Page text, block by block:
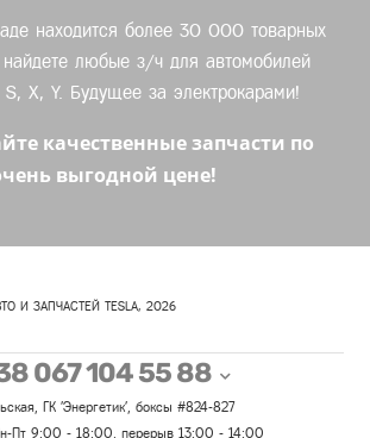
находится более 30 000 товарных
любые з/ч для автомобилей
X, Y. Будущее за электрокарами!
качественные запчасти по
выгодной цене!
И ЗАПЧАСТЕЙ TESLA, 2026
067 104 55 88
ГК 'Энергетик', боксы #824-827
Пт 9:00 - 18:00, перерыв 13:00 - 14:00